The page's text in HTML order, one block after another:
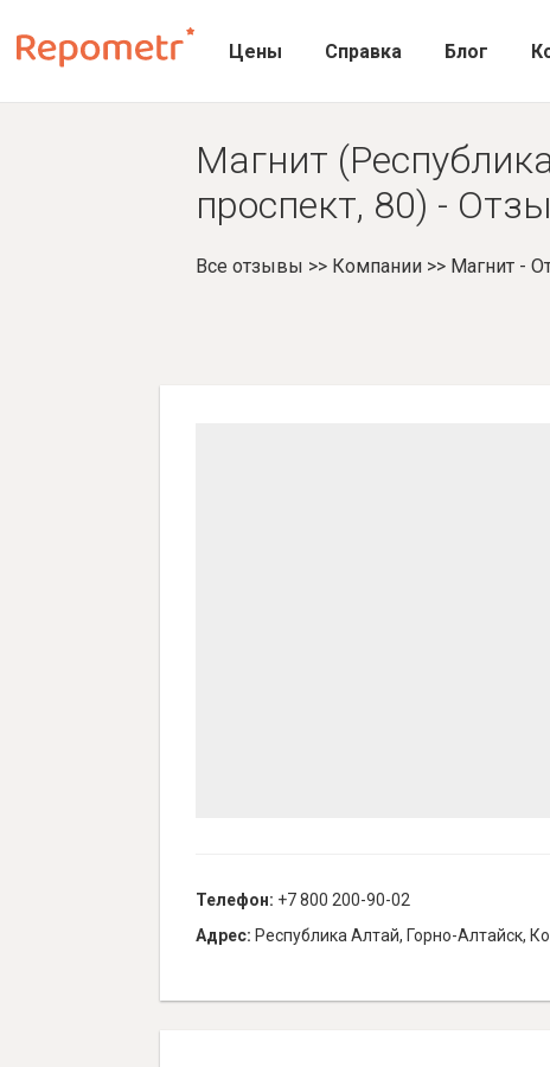
Цены Справка Блог
Магнит
проспект, 80) -
Все отзывы >> Компании>> Магнит -
Телефон: +7 800 200-90-02
Адрес: Республика Алтай, Горно-Алтайск,